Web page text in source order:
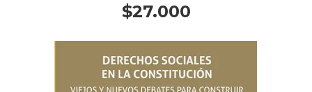
$27.000